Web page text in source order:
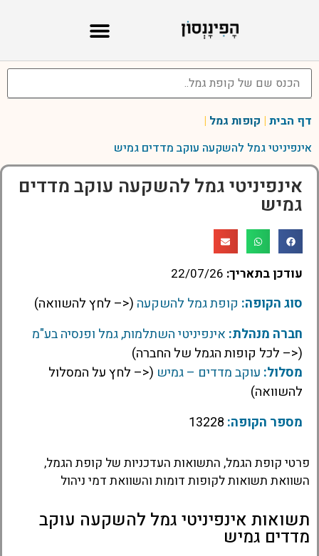
דף הבית | קופות גמל |
אינפיניטי גמל להשקעה עוקב מדדים גמיש
אינפיניטי גמל להשקעה עוקב מדדים
גמיש
עודכן בתאריך: 22/07/26
סוג הקופה: קופת גמל להשקעה (<– לחץ להשוואה)
חברה מנהלת: אינפיניטי השתלמות, גמל ופנסיה בע"מ
(<– לכל קופות הגמל של החברה)
מסלול: עוקב מדדים – גמיש (<– לחץ על המסלול
להשוואה)
מספר הקופה:
פרטי קופת הגמל, התשואות העדכניות של קופת הגמל,
השוואת תשואות לקופות דומות והשוואת דמי ניהול
תשואות אינפיניטי גמל להשקעה עוקב
מדדים גמיש